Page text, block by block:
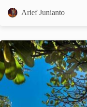
Arief Junianto